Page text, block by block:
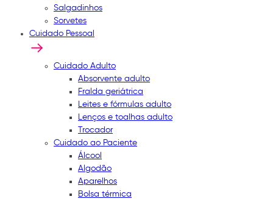
Salgadinhos
Sorvetes
Cuidado Pessoal
Cuidado Adulto
Absorvente adulto
Fralda geriátrica
Leites e fórmulas adulto
Lenços e toalhas adulto
Trocador
Cuidado ao Paciente
Álcool
Algodão
Aparelhos
Bolsa térmica